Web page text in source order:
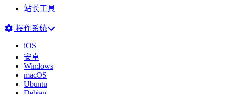
站长工具
操作系统
iOS
安卓
Windows
macOS
Ubuntu